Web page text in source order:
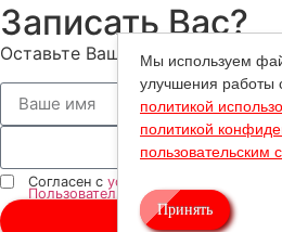
Мы используем
улучшения работы
политикой
политикой
пользовательским
Принять
Записать Вас?
Оставьте Ваш номер — мы Вам
Согласен с условиями обработки
Пользовательским соглашением
Отправить